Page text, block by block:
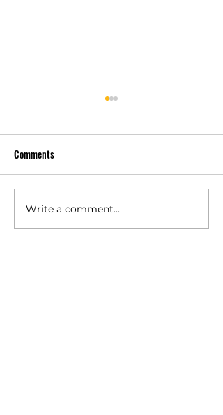
เครื่องซักประหยัดน้ำช่วย
ลดต้นทุนจริงหรือ? เรื่องที่
Comments
Write a comment...